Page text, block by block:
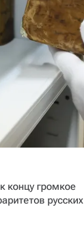
концу громкое
русских